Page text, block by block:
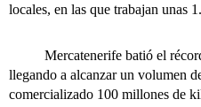
locales, en las que trabajan unas
Mercatenerife batió el récord
llegando a alcanzar un volumen
comercializado 100 millones de